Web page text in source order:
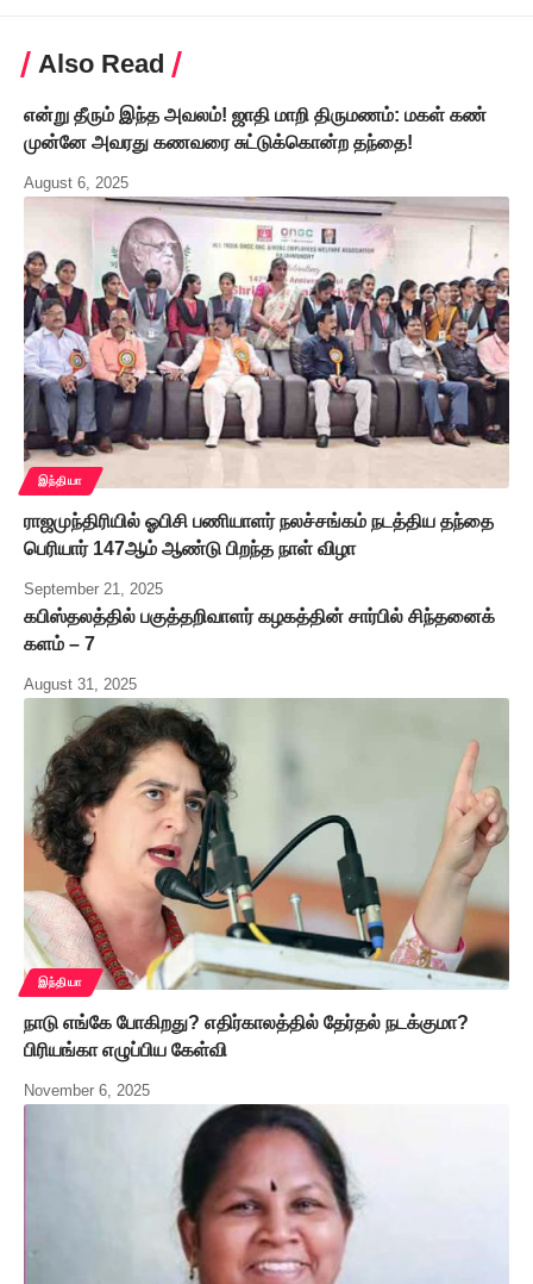
Also Read
என்று தீரும் இந்த அவலம்! ஜாதி மாறி திருமணம்: மகள் கண்
முன்னே அவரது கணவரை சுட்டுக்கொன்ற தந்தை!
August 6, 2025
இந்தியா
ராஜமுந்திரியில் ஓபிசி பணியாளர் நலச்சங்கம் நடத்திய தந்தை
பெரியார் 147ஆம் ஆண்டு பிறந்த நாள் விழா
September 21, 2025
கபிஸ்தலத்தில் பகுத்தறிவாளர் கழகத்தின் சார்பில் சிந்தனைக்
களம் – 7
August 31, 2025
இந்தியா
நாடு எங்கே போகிறது? எதிர்காலத்தில் தேர்தல் நடக்குமா?
பிரியங்கா எழுப்பிய கேள்வி
November 6, 2025